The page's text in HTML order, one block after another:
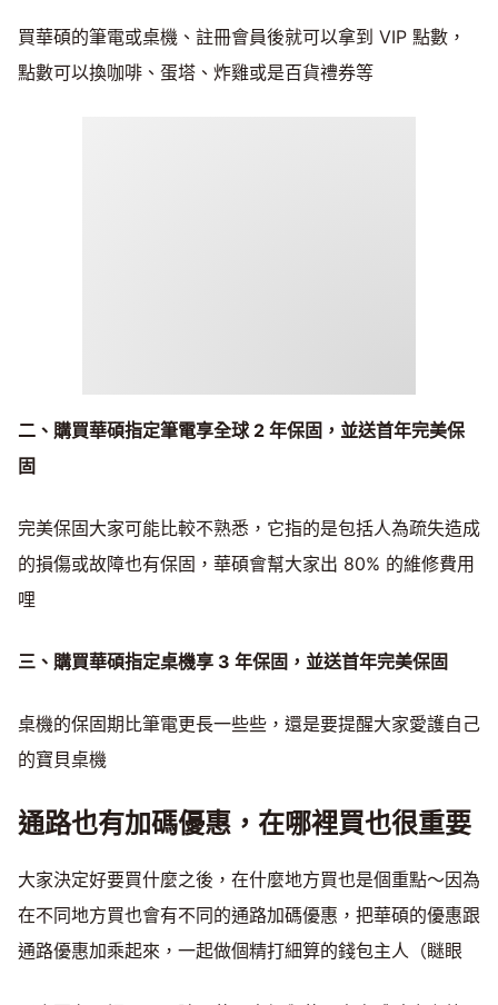
買華碩的筆電或桌機、註冊會員後就可以拿到 VIP 點數，
點數可以換咖啡、蛋塔、炸雞或是百貨禮券等
二、購買華碩指定筆電享全球 2 年保固，並送首年完美保
固
完美保固大家可能比較不熟悉，它指的是包括人為疏失造成
的損傷或故障也有保固，華碩會幫大家出 80% 的維修費用
哩
三、購買華碩指定桌機享 3 年保固，並送首年完美保固
桌機的保固期比筆電更長一些些，還是要提醒大家愛護自己
的寶貝桌機
通路也有加碼優惠，在哪裡買也很重要
大家決定好要買什麼之後，在什麼地方買也是個重點～因為
在不同地方買也會有不同的通路加碼優惠，把華碩的優惠跟
通路優惠加乘起來，一起做個精打細算的錢包主人（瞇眼